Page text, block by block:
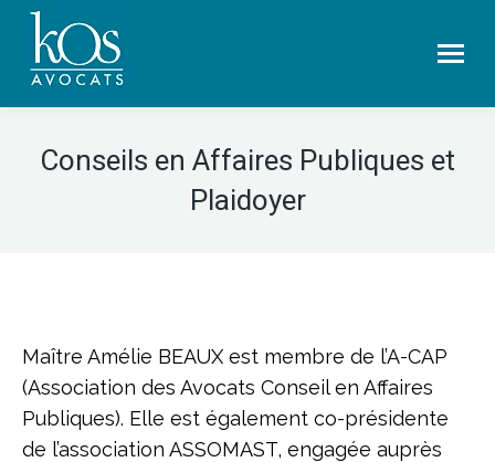
Conseils en Affaires Publiques et
Plaidoyer
Maître Amélie BEAUX est membre de l’A-CAP
(Association des Avocats Conseil en Affaires
Publiques). Elle est également co-présidente
de l’association ASSOMAST, engagée auprès